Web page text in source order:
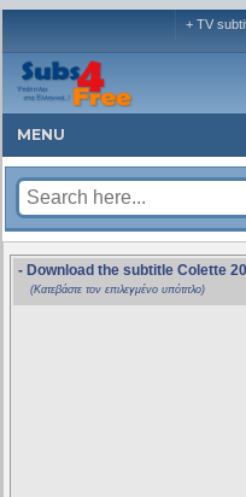
+ TV
MENU
- Download the subtitle Colette
(Κατεβάστε τον επιλεγμένο υπότιτλο)